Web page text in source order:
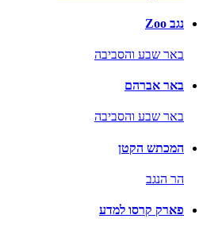
נגב Zoo
באר שבע והסביבה
באר אברהם
באר שבע והסביבה
המכתש הקטן
הר הנגב
פארק קרסו למדע